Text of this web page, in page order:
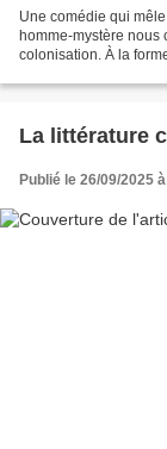
Une comédie qui
homme-mystère
colonisation. À la
La littérature
Publié le 26/09/2025